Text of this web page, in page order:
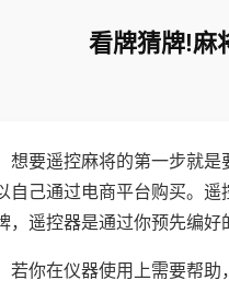
看牌猜牌!麻
想要遥控麻将的第一步就
自己通过电商平台购买。
，遥控器是通过你预先编好
若你在仪器使用上需要帮